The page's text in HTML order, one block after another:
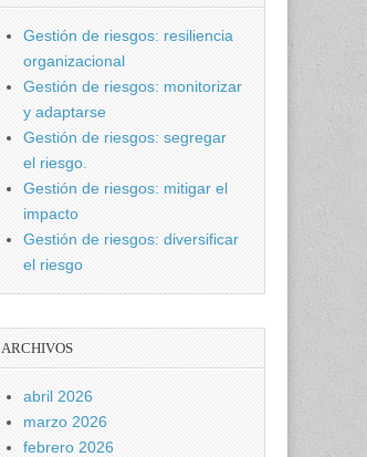
Gestión de riesgos: resiliencia
organizacional
Gestión de riesgos: monitorizar
y adaptarse
Gestión de riesgos: segregar
el riesgo.
Gestión de riesgos: mitigar el
impacto
Gestión de riesgos: diversificar
el riesgo
ARCHIVOS
abril 2026
marzo 2026
febrero 2026